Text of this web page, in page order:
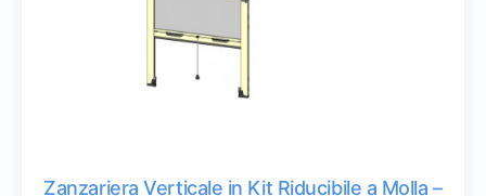
Zanzariera Verticale in Kit Riducibile a Molla –